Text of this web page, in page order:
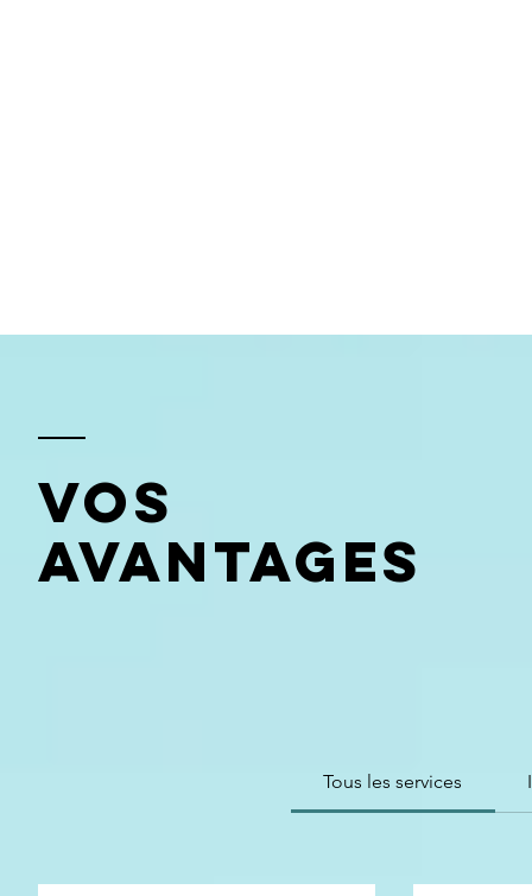
Vos
avantages
Tous les services